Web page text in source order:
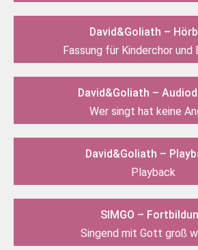
David&Goliath –
Fassung für Kinderchor und
David&Goliath –
Wer singt hat keine
David&Goliath –
Playback
SIMGO –
Singend mit Gott groß